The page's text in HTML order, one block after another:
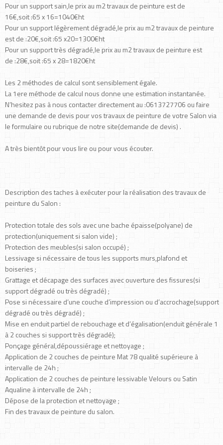
Pour un support sain,le prix au m2 travaux de peinture est de
16€,soit :65 x 16=1040€ht
Pour un support légèrement dégradé,le prix au m2 travaux de peinture
est de :20€,soit :65 x20=1300€ht
Pour un support très dégradé,le prix au m2 travaux de peinture est
de :28€,soit :65 x 28=1820€ht
Les 2 méthodes de calcul sont sensiblement égale.
La 1ere méthode de calcul nous donne une estimation instantanée.
N’hesitez pas à nous contacter directement au :0613727706 ou faire
une demande de devis pour vos travaux de peinture de votre Salon via
le formulaire ou rubrique de notre site(demande de devis) .
A très bientôt pour vous lire ou pour vous écouter.
Description des taches à exécuter pour la réalisation des travaux de
peinture du Salon :
Protection totale des sols avec une bache épaisse(polyane) de
protection(uniquement si salon vide) ;
Protection des meubles(si salon occupé) ;
Lessivage si nécessaire de tous les supports murs,plafond et
boiseries ;
Grattage et décapage des surfaces avec ouverture des fissures(si
support dégradé ou très dégradé) ;
Pose si nécessaire d’une couche d’impression ou d’accrochage(support
dégradé ou très dégradé) ;
Mise en enduit partiel de rebouchage et d’égalisation(enduit générale 1
à 2 couches si support très dégradé);
Ponçage général,dépoussiérage et nettoyage ;
Application de 2 couches de peinture Mat 78 qualité supérieure à
intervalle de 24h ;
Application de 2 couches de peinture lessivable Velours ou Satin
Aqualine à intervalle de 24h ;
Dépose de la protection et nettoyage ;
Fin des travaux de peinture du salon.